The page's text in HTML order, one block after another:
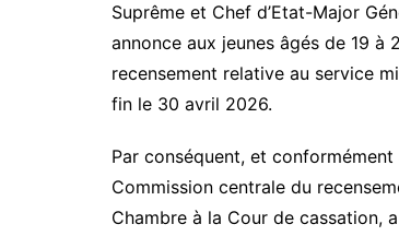
Suprême et Chef d’Etat-Major
annonce aux jeunes âgés de 19 à
recensement relative au service
fin le 30 avril 2026.
Par conséquent, et
Commission centrale du
Chambre à la Cour de cassation,